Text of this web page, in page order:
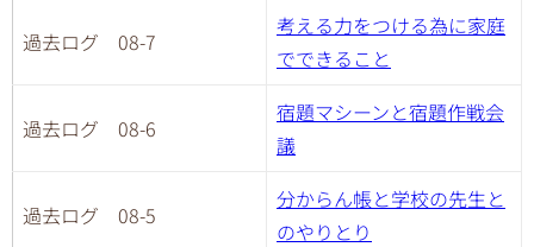
過去ログ 08-7
考える力をつける為に家庭
でできること
過去ログ 08-6
宿題マシーンと宿題作戦会
議
過去ログ 08-5
分からん帳と学校の先生と
のやりとり